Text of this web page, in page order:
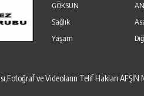
GÖKSUN
Sağlık
Yaşam
ve Videoların Telif Hakları